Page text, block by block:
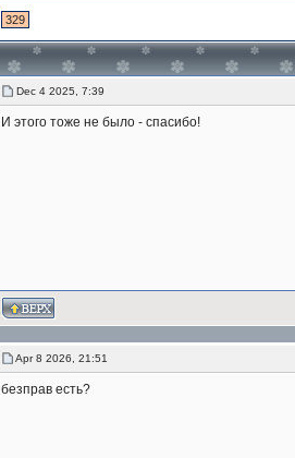
329
Dec 4 2025, 7:39
И этого тоже не было - спасибо!
Apr 8 2026, 21:51
безправ есть?